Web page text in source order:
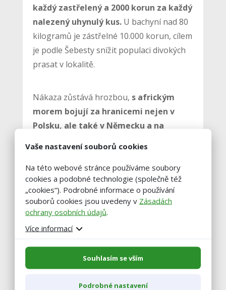
každý zastřelený a 2000 korun za každý
nalezený uhynulý kus.U bachyní nad 80
kilogramů je zástřelné 10.000 korun, cílem
je podle Šebesty snížit populaci divokých
prasat v lokalitě.
Nákaza zůstává hrozbou, s africkým
morem bojují za hranicemi nejen v
Polsku, ale také v Německu a na
pobaltských zemích, kde se stejně jako v
Polsku nebo Rumunsku dostala i do chovů
domácích prasat včetně velkochovů. Šíření
afrického moru prasat
spojené jen s migrací divokých prasat,
pocházejí z volně žijících prasat, ať to
jsou trofeje, maso nebo výrobky.
Vaše nastavení souborů cookies
Na této webové stránce používáme soubory
cookies a podobné technologie (společně též
„cookies“). Podrobné informace o používání
souborů cookies jsou uvedeny v Zásadách
ochrany osobních údajů.
Více informací
Souhlasím se vším
Podrobné nastavení